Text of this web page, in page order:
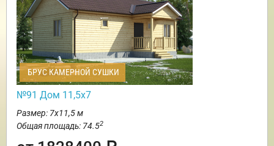
БРУС КАМЕРНОЙ СУШКИ
№91 Дом 11,5х7
Размер: 7х11,5 м
Общая площадь: 74.52